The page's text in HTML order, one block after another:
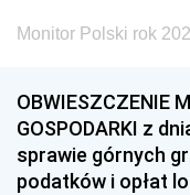
Monitor Polski rok
OBWIESZCZENIE
GOSPODARKI z
sprawie górnych
podatków i opłat